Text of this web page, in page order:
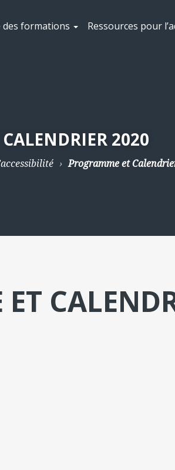
des formations Ressources pour
2020
Programme et